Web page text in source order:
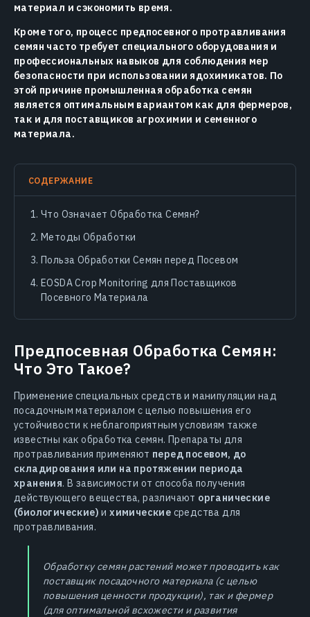
материал и сэкономить время.
Кроме того, процесс предпосевного протравливания
семян часто требует специального оборудования и
профессиональных навыков для соблюдения мер
безопасности при использовании ядохимикатов. По
этой причине промышленная обработка семян
является оптимальным вариантом как для фермеров,
так и для поставщиков агрохимии и семенного
материала.
СОДЕРЖАНИЕ
Что Означает Обработка Семян?
Методы Обработки
Польза Обработки Семян перед Посевом
EOSDA Crop Monitoring для Поставщиков
Посевного Материала
Предпосевная Обработка Семян:
Что Это Такое?
Применение специальных средств и манипуляции над
посадочным материалом с целью повышения его
устойчивости к неблагоприятным условиям также
известны как обработка семян. Препараты для
протравливания применяют перед посевом, до
складирования или на протяжении периода
хранения. В зависимости от способа получения
действующего вещества, различают органические
(биологические) ихимические средства для
протравливания.
Обработку семян растений может проводить как
поставщик посадочного материала (с целью
повышения ценности продукции), так и фермер
(для оптимальной всхожести и развития